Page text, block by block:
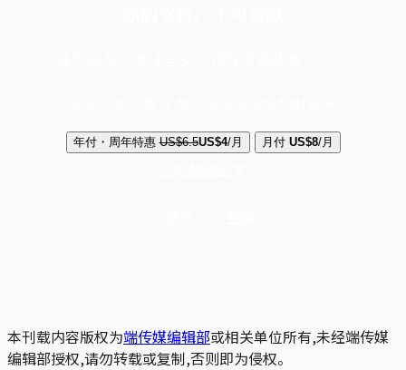
年付・周年特惠 US$6.5US$4/月 月付 US$8/月
本刊载内容版权为端传媒编辑部或相关单位所有,未经端传媒
编辑部授权,请勿转载或复制,否则即为侵权。